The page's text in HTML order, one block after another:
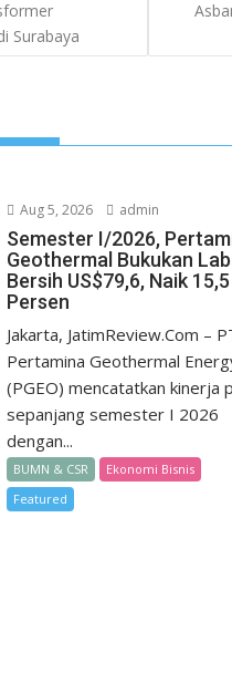
Surabaya
Aug 5, 2026 admin
Semester I/2026,
Geothermal Bukukan
Bersih US$79,6, Naik 15,5
Persen
Jakarta, JatimReview.Com –
Pertamina Geothermal
(PGEO) mencatatkan kinerja
sepanjang semester I 2026
dengan...
BUMN & CSR
Ekonomi Bisnis
Featured